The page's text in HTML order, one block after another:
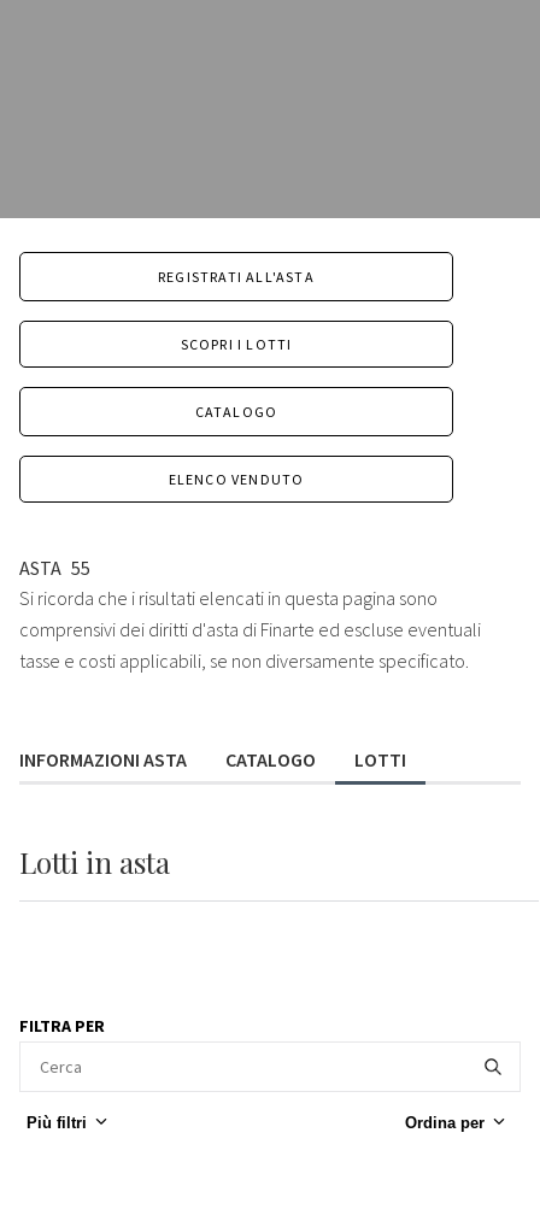
REGISTRATI ALL'ASTA
SCOPRI I LOTTI
CATALOGO
ELENCO VENDUTO
ASTA 55
Si ricorda che i risultati elencati in questa pagina sono
comprensivi dei diritti d'asta di Finarte ed escluse eventuali
tasse e costi applicabili, se non diversamente specificato.
INFORMAZIONI ASTA CATALOGO LOTTI
Lotti in asta
FILTRA PER
Più filtri Ordina per